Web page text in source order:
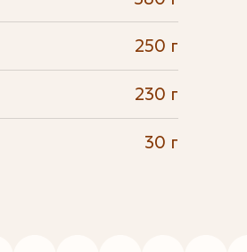
250 г
230 г
30 г